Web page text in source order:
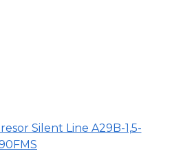
Silent Line A29B-1,5-